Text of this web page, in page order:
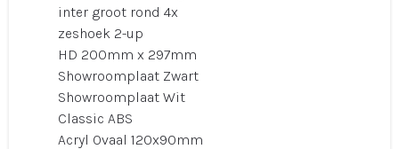
inter groot rond 4x
zeshoek 2-up
HD 200mm x 297mm
Showroomplaat Zwart
Showroomplaat Wit
Classic ABS
Acryl Ovaal 120x90mm